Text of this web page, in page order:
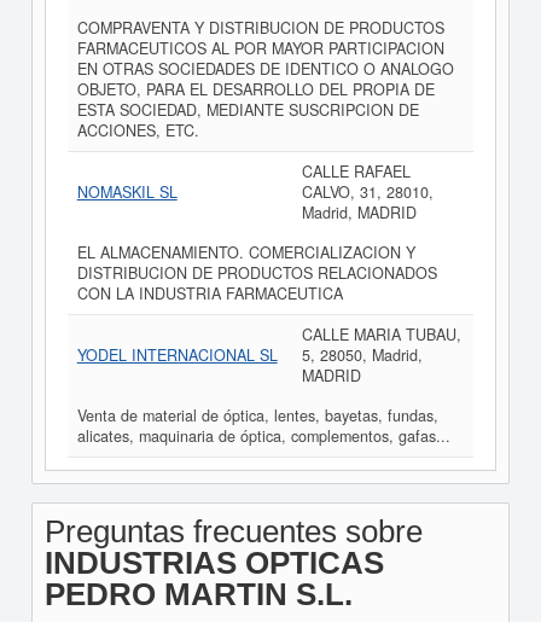
COMPRAVENTA Y DISTRIBUCION DE PRODUCTOS
FARMACEUTICOS AL POR MAYOR PARTICIPACION
EN OTRAS SOCIEDADES DE IDENTICO O ANALOGO
OBJETO, PARA EL DESARROLLO DEL PROPIA DE
ESTA SOCIEDAD, MEDIANTE SUSCRIPCION DE
ACCIONES, ETC.
NOMASKIL SL
CALLE RAFAEL
CALVO, 31, 28010,
Madrid, MADRID
EL ALMACENAMIENTO. COMERCIALIZACION Y
DISTRIBUCION DE PRODUCTOS RELACIONADOS
CON LA INDUSTRIA FARMACEUTICA
YODEL INTERNACIONAL SL
CALLE MARIA TUBAU,
5, 28050, Madrid,
MADRID
Venta de material de óptica, lentes, bayetas, fundas,
alicates, maquinaria de óptica, complementos, gafas...
Preguntas frecuentes sobre
INDUSTRIAS OPTICAS
PEDRO MARTIN S.L.